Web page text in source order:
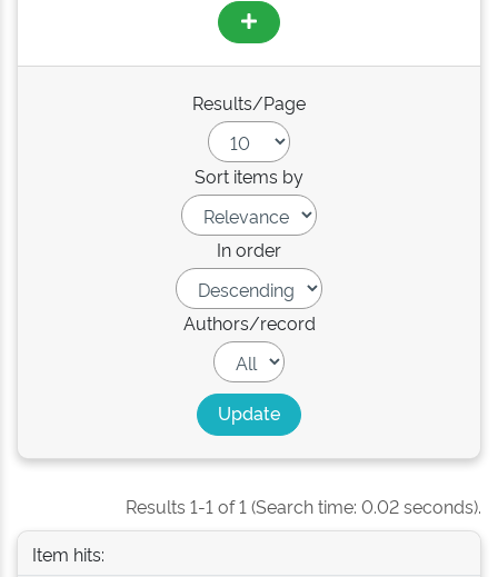
Results/Page
Sort items by
In order
Authors/record
Results 1-1 of 1 (Search time: 0.02 seconds).
Item hits: